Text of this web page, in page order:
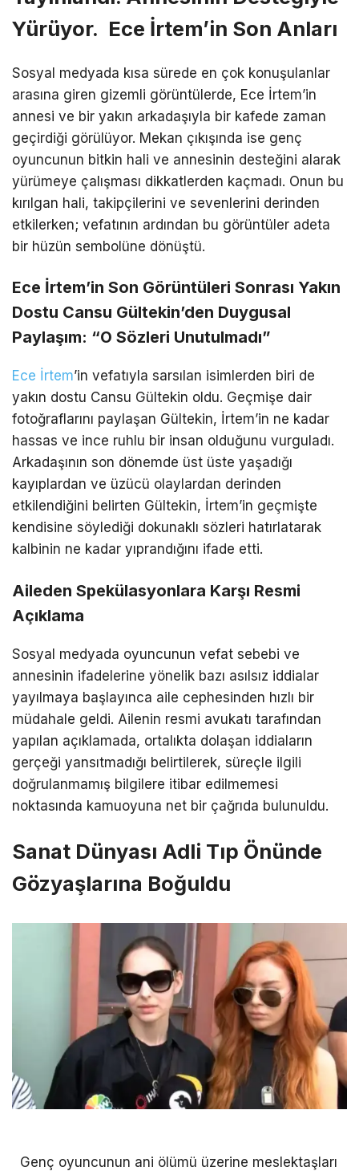
Yürüyor. Ece İrtem’in Son Anları
Sosyal medyada kısa sürede en çok konuşulanlar
arasına giren gizemli görüntülerde, Ece İrtem’in
annesi ve bir yakın arkadaşıyla bir kafede zaman
geçirdiği görülüyor. Mekan çıkışında ise genç
oyuncunun bitkin hali ve annesinin desteğini alarak
yürümeye çalışması dikkatlerden kaçmadı. Onun bu
kırılgan hali, takipçilerini ve sevenlerini derinden
etkilerken; vefatının ardından bu görüntüler adeta
bir hüzün sembolüne dönüştü.
Ece İrtem’in Son Görüntüleri Sonrası Yakın
Dostu Cansu Gültekin’den Duygusal
Paylaşım: “O Sözleri Unutulmadı”
Ece İrtem’in vefatıyla sarsılan isimlerden biri de
yakın dostu Cansu Gültekin oldu. Geçmişe dair
fotoğraflarını paylaşan Gültekin, İrtem’in ne kadar
hassas ve ince ruhlu bir insan olduğunu vurguladı.
Arkadaşının son dönemde üst üste yaşadığı
kayıplardan ve üzücü olaylardan derinden
etkilendiğini belirten Gültekin, İrtem’in geçmişte
kendisine söylediği dokunaklı sözleri hatırlatarak
kalbinin ne kadar yıprandığını ifade etti.
Aileden Spekülasyonlara Karşı Resmi
Açıklama
Sosyal medyada oyuncunun vefat sebebi ve
annesinin ifadelerine yönelik bazı asılsız iddialar
yayılmaya başlayınca aile cephesinden hızlı bir
müdahale geldi. Ailenin resmi avukatı tarafından
yapılan açıklamada, ortalıkta dolaşan iddiaların
gerçeği yansıtmadığı belirtilerek, süreçle ilgili
doğrulanmamış bilgilere itibar edilmemesi
noktasında kamuoyuna net bir çağrıda bulunuldu.
Sanat Dünyası Adli Tıp Önünde
Gözyaşlarına Boğuldu
Genç oyuncunun ani ölümü üzerine meslektaşları